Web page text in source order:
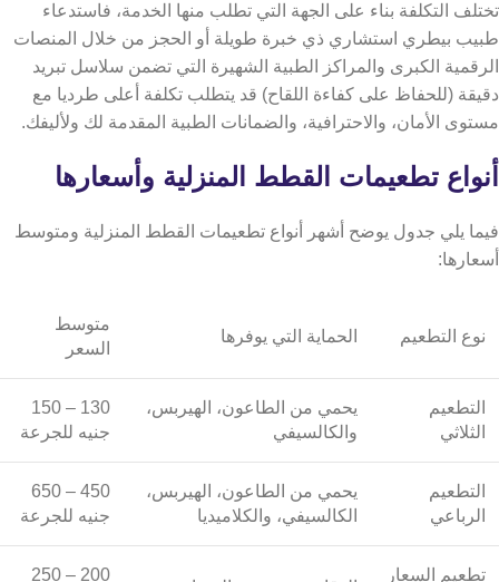
تختلف التكلفة بناء على الجهة التي تطلب منها الخدمة، فاستدعاء
طبيب بيطري استشاري ذي خبرة طويلة أو الحجز من خلال المنصات
الرقمية الكبرى والمراكز الطبية الشهيرة التي تضمن سلاسل تبريد
دقيقة (للحفاظ على كفاءة اللقاح) قد يتطلب تكلفة أعلى طرديا مع
مستوى الأمان، والاحترافية، والضمانات الطبية المقدمة لك ولأليفك.
أنواع تطعيمات القطط المنزلية وأسعارها
فيما يلي جدول يوضح أشهر أنواع تطعيمات القطط المنزلية ومتوسط
أسعارها:
نوع التطعيم الحماية التي يوفرها
متوسط
السعر
التطعيم
الثلاثي
يحمي من الطاعون، الهيربس،
والكالسيفي
130 – 150
جنيه للجرعة
التطعيم
الرباعي
يحمي من الطاعون، الهيربس،
الكالسيفي، والكلاميديا
450 – 650
جنيه للجرعة
تطعيم السعار 200 – 250